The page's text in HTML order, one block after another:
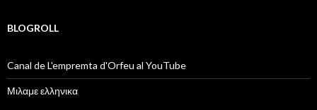
BLOGROLL
Canal de L'empremta d'Orfeu al YouTube
Μιλαμε ελληνικα